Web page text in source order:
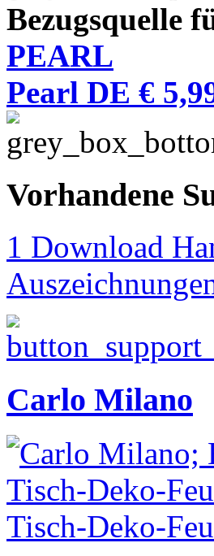
Bezugsquelle
PEARL
Pearl DE €
Vorhandene
1 Download
Carlo Milano